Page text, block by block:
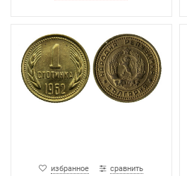
избранное сравнить